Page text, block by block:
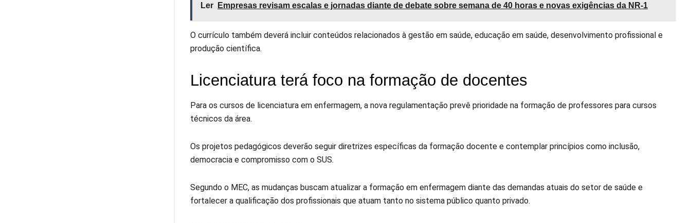
Ler Empresas revisam escalas e jornadas diante de debate sobre semana de 40 horas e novas exigências da NR-1
O currículo também deverá incluir conteúdos relacionados à gestão em saúde, educação em saúde, desenvolvimento profissional e
produção científica.
Licenciatura terá foco na formação de docentes
Para os cursos de licenciatura em enfermagem, a nova regulamentação prevê prioridade na formação de professores para cursos
técnicos da área.
Os projetos pedagógicos deverão seguir diretrizes específicas da formação docente e contemplar princípios como inclusão,
democracia e compromisso com o SUS.
Segundo o MEC, as mudanças buscam atualizar a formação em enfermagem diante das demandas atuais do setor de saúde e
fortalecer a qualificação dos profissionais que atuam tanto no sistema público quanto privado.